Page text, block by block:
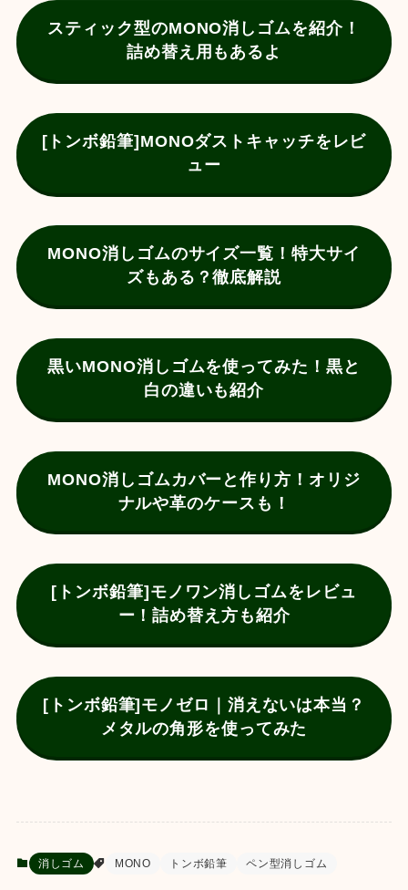
スティック型のMONO消しゴムを紹介！
詰め替え用もあるよ
[トンボ鉛筆]MONOダストキャッチをレビ
ュー
MONO消しゴムのサイズ一覧！特大サイ
ズもある？徹底解説
黒いMONO消しゴムを使ってみた！黒と
白の違いも紹介
MONO消しゴムカバーと作り方！オリジ
ナルや革のケースも！
[トンボ鉛筆]モノワン消しゴムをレビュ
ー！詰め替え方も紹介
[トンボ鉛筆]モノゼロ｜消えないは本当？
メタルの角形を使ってみた
消しゴム MONO トンボ鉛筆 ペン型消しゴム